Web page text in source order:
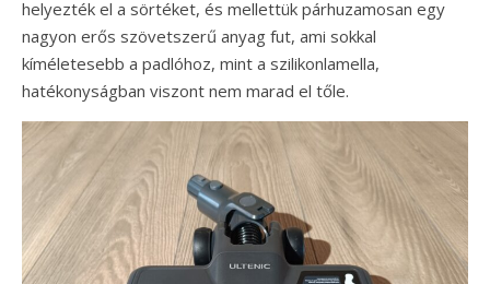
helyezték el a sörtéket, és mellettük párhuzamosan egy
nagyon erős szövetszerű anyag fut, ami sokkal
kíméletesebb a padlóhoz, mint a szilikonlamella,
hatékonyságban viszont nem marad el tőle.